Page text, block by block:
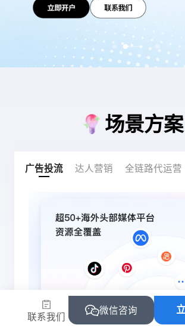
场景方案
广告投流 达人营销 全链路代运营
开户慢？下户难？担心封
联系我们
微信咨询